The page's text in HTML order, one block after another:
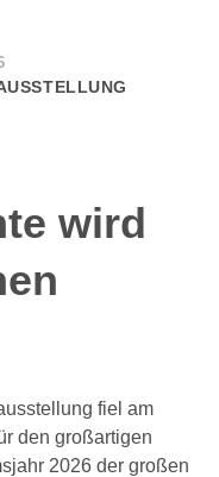
wird
fiel am
den großartigen
2026 der großen